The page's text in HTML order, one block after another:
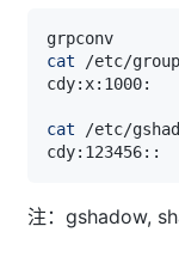
cat /etc/group
cat /etc/
注：gshadow,